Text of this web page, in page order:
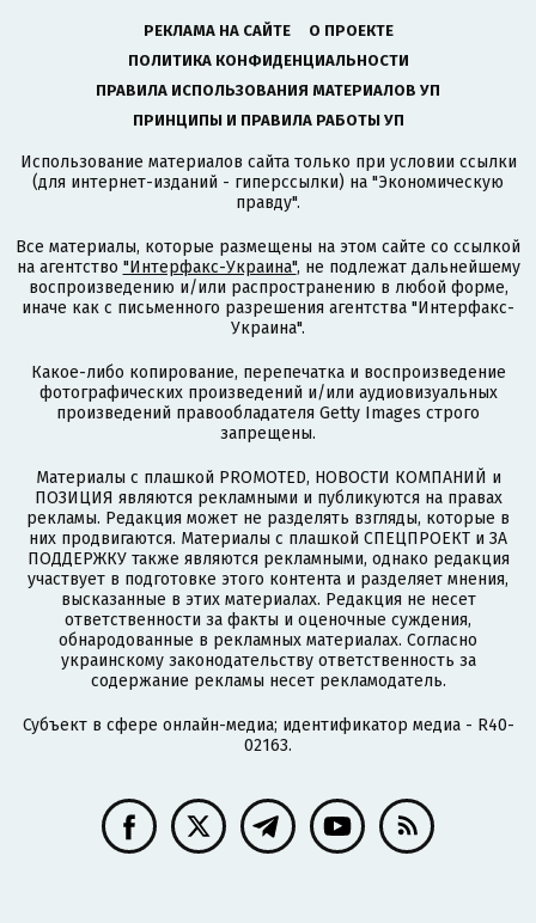
РЕКЛАМА НА САЙТЕ
О ПРОЕКТЕ
ПОЛИТИКА КОНФИДЕНЦИАЛЬНОСТИ
ПРАВИЛА ИСПОЛЬЗОВАНИЯ МАТЕРИАЛОВ УП
ПРИНЦИПЫ И ПРАВИЛА РАБОТЫ УП
Использование материалов сайта только при условии ссылки
(для интернет-изданий - гиперссылки) на "Экономическую
правду".
Все материалы, которые размещены на этом сайте со ссылкой
на агентство "Интерфакс-Украина", не подлежат дальнейшему
воспроизведению и/или распространению в любой форме,
иначе как с письменного разрешения агентства "Интерфакс-
Украина".
Какое-либо копирование, перепечатка и воспроизведение
фотографических произведений и/или аудиовизуальных
произведений правообладателя Getty Images строго
запрещены.
Материалы с плашкой PROMOTED, НОВОСТИ КОМПАНИЙ и
ПОЗИЦИЯ являются рекламными и публикуются на правах
рекламы. Редакция может не разделять взгляды, которые в
них продвигаются. Материалы с плашкой СПЕЦПРОЕКТ и ЗА
ПОДДЕРЖКУ также являются рекламными, однако редакция
участвует в подготовке этого контента и разделяет мнения,
высказанные в этих материалах. Редакция не несет
ответственности за факты и оценочные суждения,
обнародованные в рекламных материалах. Согласно
украинскому законодательству ответственность за
содержание рекламы несет рекламодатель.
Субъект в сфере онлайн-медиа; идентификатор медиа - R40-
02163.